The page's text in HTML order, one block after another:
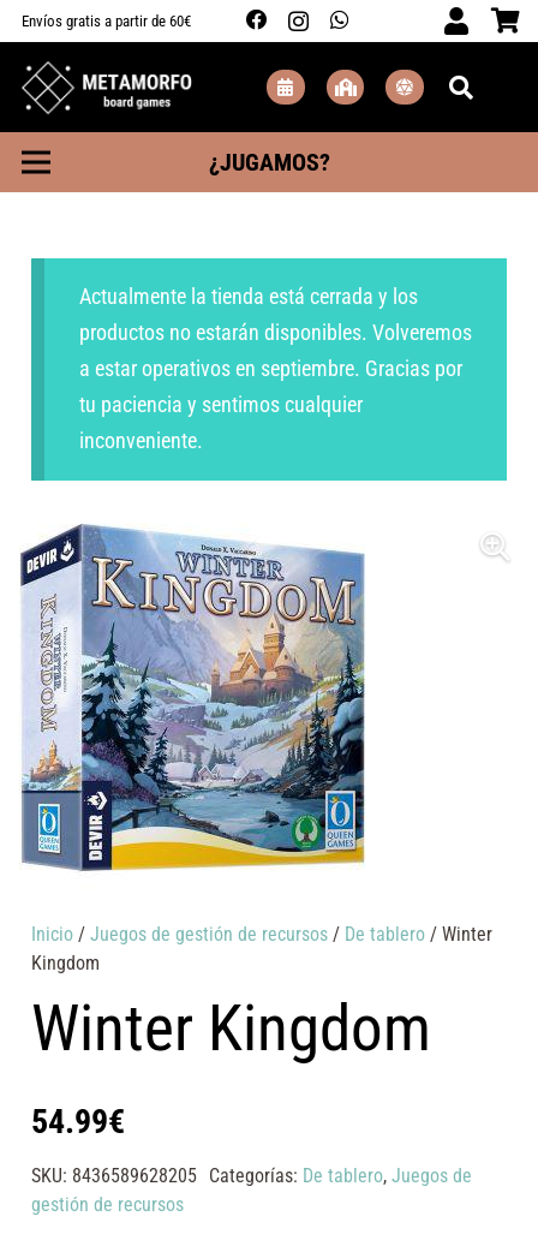
Envíos gratis a partir de 60€
¿JUGAMOS?
Actualmente la tienda está cerrada y los
productos no estarán disponibles. Volveremos
a estar operativos en septiembre. Gracias por
tu paciencia y sentimos cualquier
inconveniente.
Inicio /Juegos de gestión de recursos / De tablero / Winter
Kingdom
Winter Kingdom
54.99€
SKU: 8436589628205 Categorías: De tablero, Juegos de
gestión de recursos